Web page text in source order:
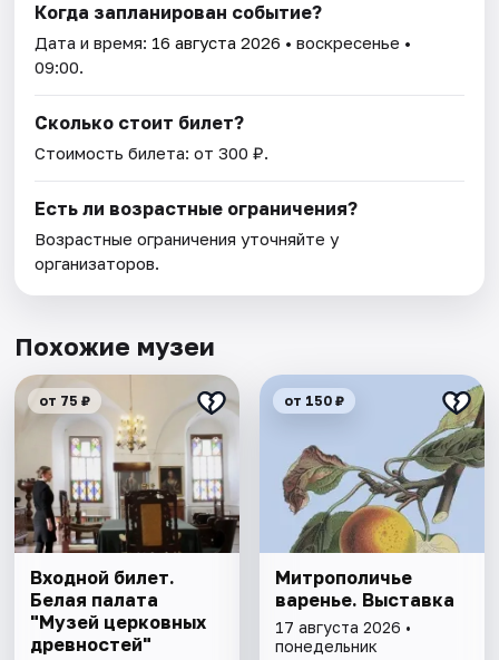
Когда запланирован событие?
Дата и время: 16 августа 2026 • воскресенье •
09:00.
Сколько стоит билет?
Стоимость билета: от 300 ₽.
Есть ли возрастные ограничения?
Возрастные ограничения уточняйте у
организаторов.
Похожие музеи
от 75 ₽
Входной билет.
Белая палата
"Музей церковных
древностей"
от 150 ₽
Митрополичье
варенье. Выставка
17 августа 2026 •
понедельник